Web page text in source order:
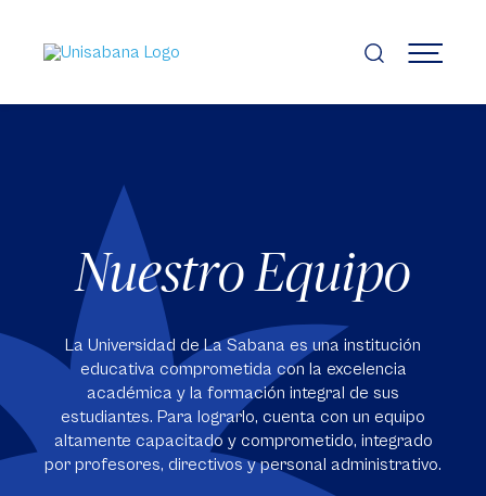
contenido
principal
MENÚ
Nuestro Equipo
La Universidad de La Sabana es una institución
educativa comprometida con la excelencia
académica y la formación integral de sus
estudiantes. Para lograrlo, cuenta con un equipo
altamente capacitado y comprometido, integrado
por profesores, directivos y personal administrativo.